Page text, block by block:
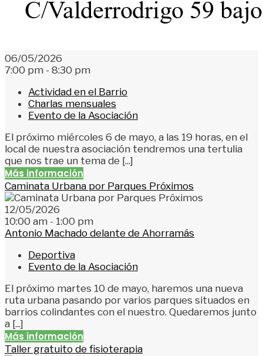
06/05/2026
7:00 pm - 8:30 pm
Actividad en el Barrio
Charlas mensuales
Evento de la Asociación
El próximo miércoles 6 de mayo, a las 19 horas, en el
local de nuestra asociación tendremos una tertulia
que nos trae un tema de [...]
Más información
Caminata Urbana por Parques Próximos
12/05/2026
10:00 am - 1:00 pm
Antonio Machado delante de Ahorramás
Deportiva
Evento de la Asociación
El próximo martes 10 de mayo, haremos una nueva
ruta urbana pasando por varios parques situados en
barrios colindantes con el nuestro. Quedaremos junto
a [...]
Más información
Taller gratuito de fisioterapia